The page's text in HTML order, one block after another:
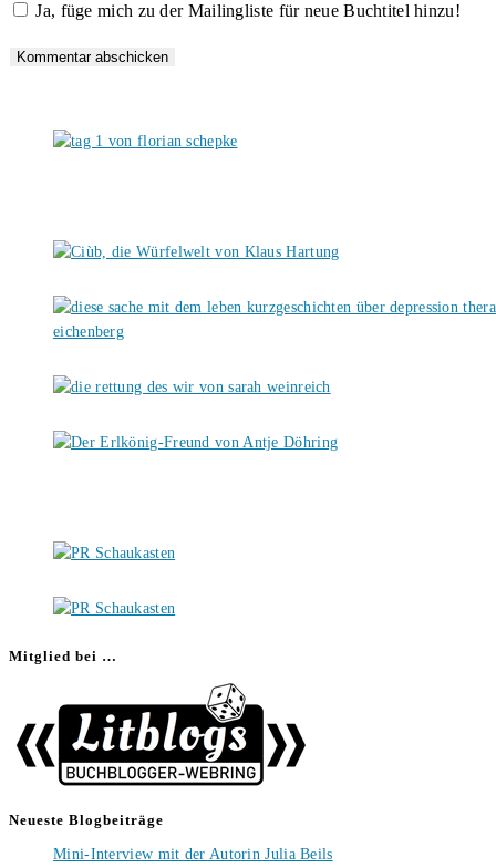
ein
Kommentieren
(optional)
Ja, füge mich zu der Mailingliste für neue Buchtitel hinzu!
Mitglied bei …
Neueste Blogbeiträge
Mini-Interview mit der Autorin Julia Beils